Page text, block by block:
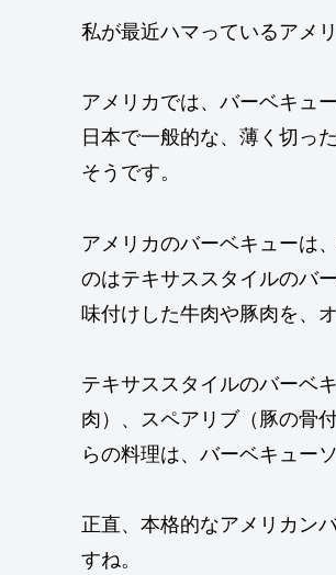
私が最近ハマっているアメ
アメリカでは、バーベキュ
日本で一般的な、薄く切っ
そうです。
アメリカのバーベキューは
のはテキサススタイルのバ
味付けした牛肉や豚肉を、
テキサススタイルのバーベ
肉）、スペアリブ（豚の骨
らの料理は、バーベキュー
正直、本格的なアメリカン
すね。